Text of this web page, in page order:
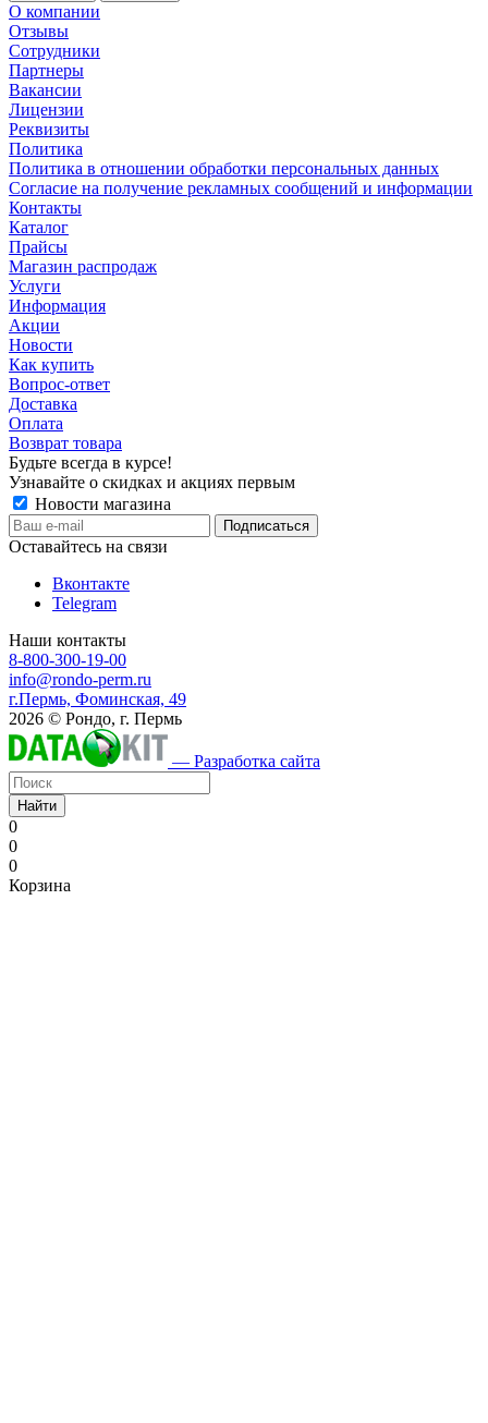
О компании
Отзывы
Сотрудники
Партнеры
Вакансии
Лицензии
Реквизиты
Политика
Политика в отношении обработки персональных данных
Согласие на получение рекламных сообщений и информации
Контакты
Каталог
Прайсы
Магазин распродаж
Услуги
Информация
Акции
Новости
Как купить
Вопрос-ответ
Доставка
Оплата
Возврат товара
Будьте всегда в курсе!
Узнавайте о скидках и акциях первым
Новости магазина
Оставайтесь на связи
Вконтакте
Telegram
Наши контакты
8-800-300-19-00
info@rondo-perm.ru
г.Пермь, Фоминская, 49
2026 © Рондо, г. Пермь
— Разработка сайта
Найти
0
0
0
Корзина